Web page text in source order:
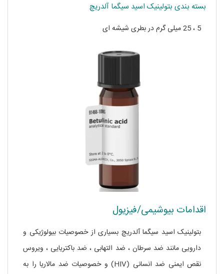
بسته بندی بتولینیک اسید سیگما آلدریچ
5 ، 25 میلی گرم در بطری شیشه ای
اقدامات بیوشیمی/فیزیول
بتولینیک اسید سیگما آلدریچ بسیاری از خصوصیات بیولوژیکی و
دارویی مانند ضد سرطان ، ضد التهابی ، ضد باکتریایی ، ویروس
نقص ایمنی ضد انسانی (HIV) و خصوصیات ضد مالاریا را به